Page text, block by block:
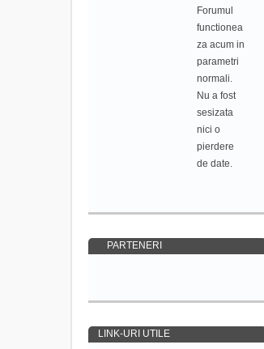
Forumul
functionea
za acum in
parametri
normali.
Nu a fost
sesizata
nici o
pierdere
de date.
PARTENERI
LINK-URI UTILE